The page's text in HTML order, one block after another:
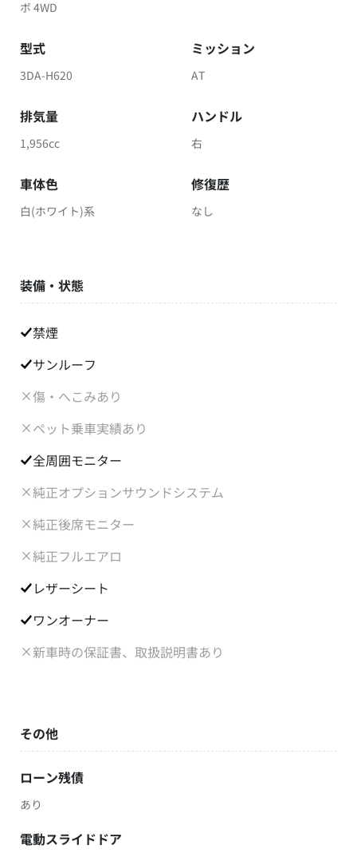
ボ 4WD
型式
3DA-H620
ミッション
AT
排気量
1,956cc
ハンドル
右
車体色
白(ホワイト)系
修復歴
なし
装備・状態
禁煙
サンルーフ
傷・へこみあり
ペット乗車実績あり
全周囲モニター
純正オプションサウンドシステム
純正後席モニター
純正フルエアロ
レザーシート
ワンオーナー
新車時の保証書、取扱説明書あり
その他
ローン残債
あり
電動スライドドア